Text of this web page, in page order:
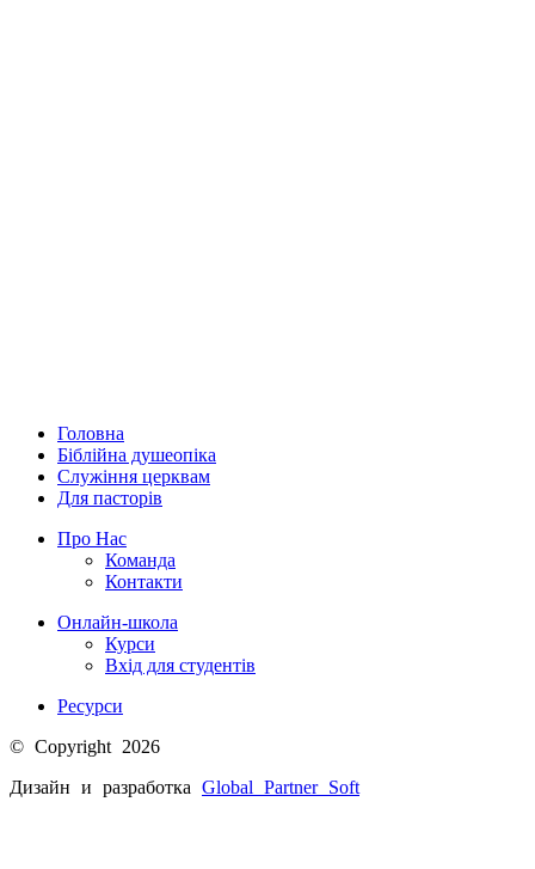
Головна
Біблійна душеопіка
Служіння церквам
Для пасторів
Про Нас
Команда
Контакти
Онлайн-школа
Курси
Вхід для студентів
Ресурси
© Copyright 2026
Дизайн и разработка Global Partner Soft